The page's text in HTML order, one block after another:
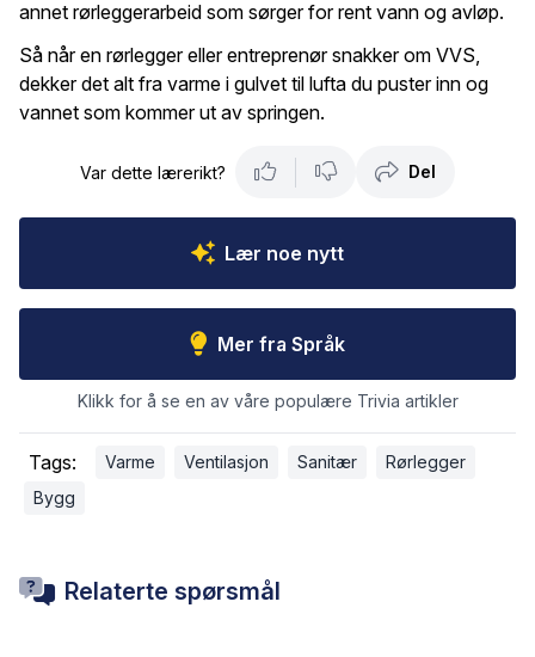
annet rørleggerarbeid som sørger for rent vann og avløp.
Så når en rørlegger eller entreprenør snakker om VVS,
dekker det alt fra varme i gulvet til lufta du puster inn og
vannet som kommer ut av springen.
Var dette lærerikt? Del
Lær noe nytt
Mer fra Språk
Klikk for å se en av våre populære Trivia artikler
Tags: Varme Ventilasjon Sanitær
Rørlegger
Bygg
Relaterte spørsmål